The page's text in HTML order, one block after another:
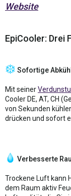
Website
EpiCooler: Drei
Sofortige
Mit seiner
Cooler DE, AT, CH
von Sekunden
drücken und sofort
Verbesserte
Trockene Luft kann
dem Raum aktiv